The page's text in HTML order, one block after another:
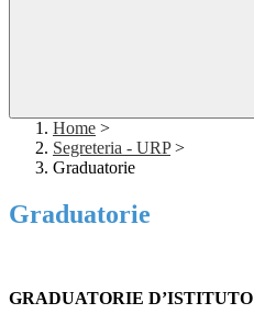
Home >
Segreteria - URP >
Graduatorie
Graduatorie
GRADUATORIE D’ISTITUTO